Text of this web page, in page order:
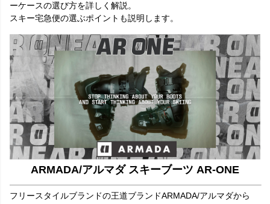
ーケースの選び方を詳しく解説。
スキー宅急便の選ぶポイントも説明します。
ARMADA/アルマダ スキーブーツ AR-ONE
フリースタイルブランドの王道ブランドARMADA/アルマダから